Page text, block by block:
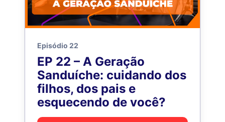
Episódio 22
EP 22 – A Geração
Sanduíche: cuidando dos
filhos, dos pais e
esquecendo de você?